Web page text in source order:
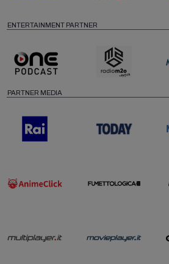
ENTERTAINMENT PARTNER
PARTNER MEDIA